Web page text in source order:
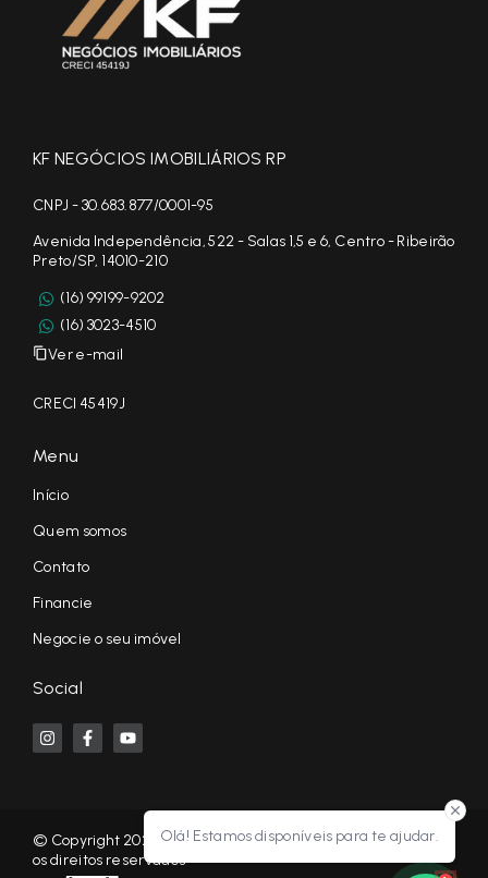
Olá! Estamos disponíveis para te ajudar.
KF NEGÓCIOS IMOBILIÁRIOS RP
CNPJ - 30.683.877/0001-95
Avenida Independência, 522 - Salas 1,5 e 6, Centro - Ribeirão
Preto/SP, 14010-210
(16) 99199-9202
(16) 3023-4510
Ver e-mail
CRECI 45419J
Menu
Início
Quem somos
Contato
Financie
Negocie o seu imóvel
Social
© Copyright 2026 - KF NEGÓCIOS IMOBILIÁRIOS RP - Todos
os direitos reservados